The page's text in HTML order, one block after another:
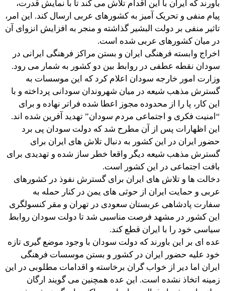
باورند که ایران با این اقدام تلاش می کند تا با نمایش قدرت،
پیام منفی و تحریک آمیز به کشورهای عربی ارسال کند. این امر،
تاثیر منفی بر دولت البشیر گذاشته و منجر به افزایش انزوای آن
در میان کشورهای عربی شده است.
اخراج وابسته فرهنگی ایران و بستن مراکز فرهنگی ایرانی در
سودان نقطه عطفی در روابط بین دو کشور به شمار می رود.
وزارت امور خارجه سودان اعلام کرد که این موسسات به
گسترش مذهب شیعه در میان شهروندان سودانی پرداخته و با
این کار، پا را از محدوده مجوز اعطا شده فراتر نهاده و برای
“امنیت فکری و اجتماعی مردم سودان” تهدید آفرین شده اند.
این اظهارات پس از آن مطرح شد که دولت سودان پی برد
حضور ایران در این کشور به دنبال تلاش های ایران برای
گسترش مذهب شیعه دیگر واقعا خطر ساز شده و تهدیدی برای
بافت اجتماعی در این کشور است.
دخالت ها و تلاش های ایران برای گسترش نفوذ در کشورهای
عربی و حمایت ایران از حوثی های یمن در کنار حمله به
سفارت پادشاهی عربستان سعودی در تهران و مقر کنسولگری
این کشور در مشهد فرصت مناسبی شد تا دولت سودان روابط
سیاسی خود را با ایران قطع کند.
عده ای بر این باورند که دولت سودان با وجود موضع گیری تازه
خود علیه حضور ایران در کشور و بستن موسسات فرهنگی
ایران اما دیر از خواب گران برخاسته و اقدامات مطلوبی در این
زمینه اتخاذ نشده است. این عده همچنین می گویند ارگان